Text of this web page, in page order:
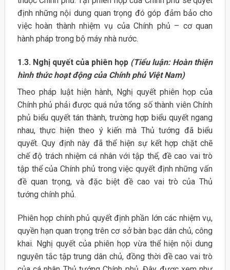
định những nội dung quan trọng đó góp đảm bảo cho
việc hoàn thành nhiệm vụ của Chính phủ – cơ quan
hành pháp trong bộ máy nhà nước.
1.3. Nghị quyết của phiên họp (Tiểu luận: Hoàn thiện
hình thức hoạt động của Chính phủ Việt Nam)
Theo pháp luật hiện hành, Nghị quyết phiên họp của
Chính phủ phải được quá nửa tổng số thành viên Chính
phủ biểu quyết tán thành, trường hợp biểu quyết ngang
nhau, thực hiện theo ý kiến mà Thủ tướng đã biểu
quyết. Quy định này đã thể hiện sự kết hợp chặt chẽ
chế độ trách nhiệm cá nhân với tập thể, đề cao vai trò
tập thể của Chính phủ trong việc quyết định những vấn
đề quan trọng, và đặc biệt đề cao vai trò của Thủ
tướng chính phủ.
Phiên họp chính phủ quyết định phần lớn các nhiệm vụ,
quyền hạn quan trọng trên cơ sở bàn bạc dân chủ, công
khai. Nghị quyết của phiên họp vừa thể hiện nội dung
nguyên tắc tập trung dân chủ, đồng thời đề cao vai trò